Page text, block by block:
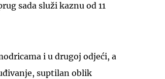
sada služi kaznu od 11
i u drugoj odjeći, a
suptilan oblik